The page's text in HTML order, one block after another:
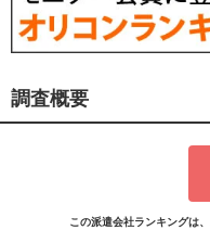
調査概要
この派遣会社ランキングは